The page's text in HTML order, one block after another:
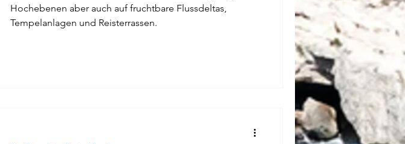
Hochebenen aber auch auf fruchtbare Flussdeltas,
Tempelanlagen und Reisterrassen.